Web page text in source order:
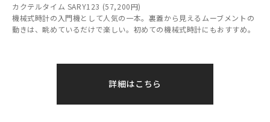
カクテルタイム SARY123 (57,200円)
機械式時計の入門機として人気の一本。裏蓋から見えるムーブメントの
動きは、眺めているだけで楽しい。初めての機械式時計にもおすすめ。
詳細はこちら